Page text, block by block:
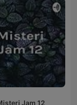
Jam 12